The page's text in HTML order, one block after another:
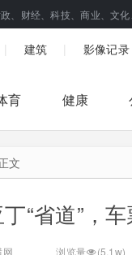
财经、科技、商业、文化
建筑 影像记录
育 健康
文
“省道”，
网 浏览量 (5.1w)